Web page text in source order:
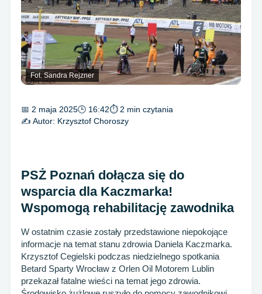
Fot. Sandra Rejzner
📅 2 maja 2025🕒 16:42⏱ 2 min czytania
✍️ Autor: Krzysztof Choroszy
PSŻ Poznań dołącza się do
wsparcia dla Kaczmarka!
Wspomogą rehabilitację zawodnika
W ostatnim czasie zostały przedstawione niepokojące
informacje na temat stanu zdrowia Daniela Kaczmarka.
Krzysztof Cegielski podczas niedzielnego spotkania
Betard Sparty Wrocław z Orlen Oil Motorem Lublin
przekazał fatalne wieści na temat jego zdrowia.